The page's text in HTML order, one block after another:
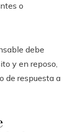
o
debe
y en reposo,
de respuesta a